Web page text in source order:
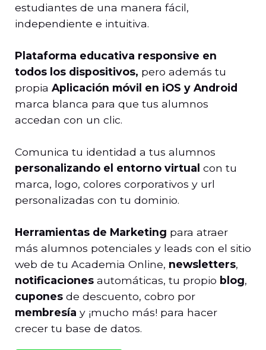
estudiantes de una manera fácil,
independiente e intuitiva.
Plataforma educativa responsive en
todos los dispositivos, pero además tu
propia Aplicación móvil en iOS y Android
marca blanca para que tus alumnos
accedan con un clic.
Comunica tu identidad a tus alumnos
personalizando el entorno virtual con tu
marca, logo, colores corporativos y url
personalizadas con tu dominio.
Herramientas de Marketing para atraer
más alumnos potenciales y leads con el sitio
web de tu Academia Online, newsletters,
notificaciones automáticas, tu propio blog,
cupones de descuento, cobro por
membresía y ¡mucho más! para hacer
crecer tu base de datos.